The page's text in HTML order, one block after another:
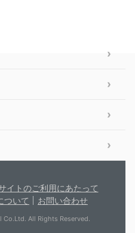
イトのご利用にあたって
ついて
お問い合わせ
All Rights Reserved.